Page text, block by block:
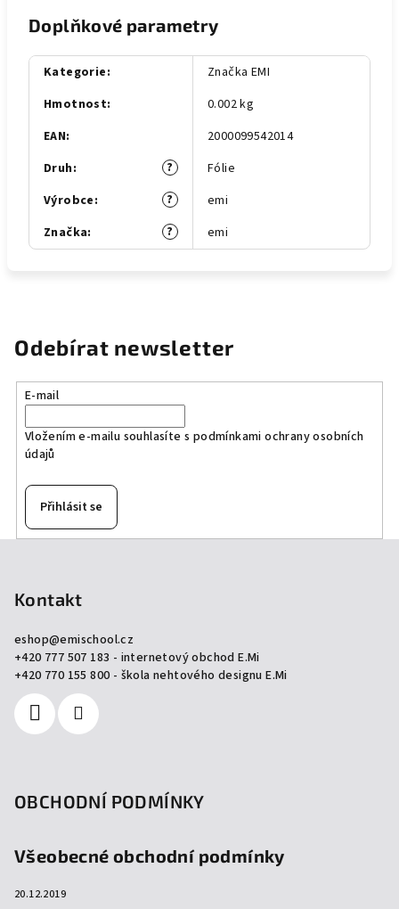
Doplňkové parametry
Kategorie:
Značka EMI
Hmotnost:
0.002 kg
EAN:
2000099542014
?
Druh:
Fólie
?
Výrobce:
emi
?
Značka: emi
Odebírat newsletter
E-mail
Vložením e-mailu souhlasíte s podmínkami ochrany osobních
údajů
Přihlásit se
Kontakt
eshop@emischool.cz
+420 777 507 183 - internetový obchod E.Mi
+420 770 155 800 - škola nehtového designu E.Mi
OBCHODNÍ PODMÍNKY
Všeobecné obchodní podmínky
20.12.2019